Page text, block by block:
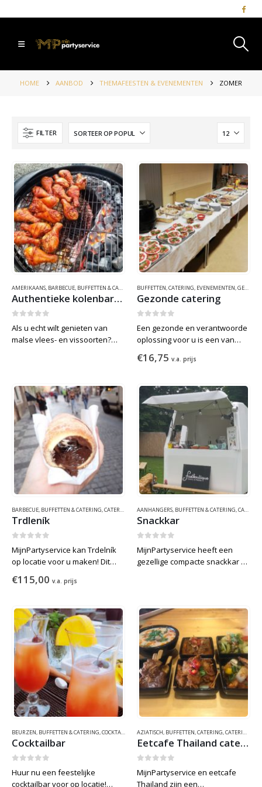
HOME AANBOD THEMAFEESTEN & EVENEMENTEN ZOMER
FILTER
AMERIKAANS, BARBECUE, BUFFETTEN & CATERING ,WINTER,ZOMER
Authentieke kolenbarbecue catering
Als u echt wilt genieten van
malse vlees- en vissoorten?
indirect gegaard op…
BUFFETTEN,CATERING, EVENEMENTEN,GEZOND
Gezonde catering
Een gezonde en verantwoorde
oplossing voor u is een van
dinercatering! Heerlijke vers
kwaliteit, verse en duurzame
ingrediënten. Mogelijk voor
zowel kleine…
€16,75 v.a. prijs
BARBECUE, BUFFETTEN & CATERING,CATERING EVENEMENTEN,FUNFOOD,FUNFOOD,
Trdleník
MijnPartyservice kan Trdelník
op locatie voor u maken! Dit
geur is onweerstaanbaar. De
toppings waaronder:
chocolade, kaneel, nootjes, ijs
en vele andere suikerwerken….
€115,00 v.a. prijs
AANHANGERS, BUFFETTEN & CATERING,CATERING
Snackkar
MijnPartyservice heeft een
gezellige compacte snackkar of
voor u te maken. Wij hebben
verschillende snack…
BEURZEN, BUFFETTEN & CATERING,COCKTAILS EETKRAMEN, EVENEMENTEN,FUNFOOD,IBIZA,
Cocktailbar
Huur nu een feestelijke
cocktailbar voor op locatie!
AZIATISCH, BUFFETTEN,CATERING,CATERING SAMENWERKINGEN
Eetcafe Thailand catering op locatie
MijnPartyservice en eetcafe
Thailand zijn een